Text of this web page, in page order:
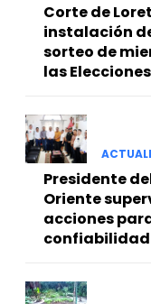
Corte de
instalación
sorteo de
las
Presidente
Oriente
acciones
confiabilidad